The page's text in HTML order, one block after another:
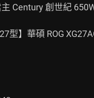
Century 創世紀
型】華碩 ROG